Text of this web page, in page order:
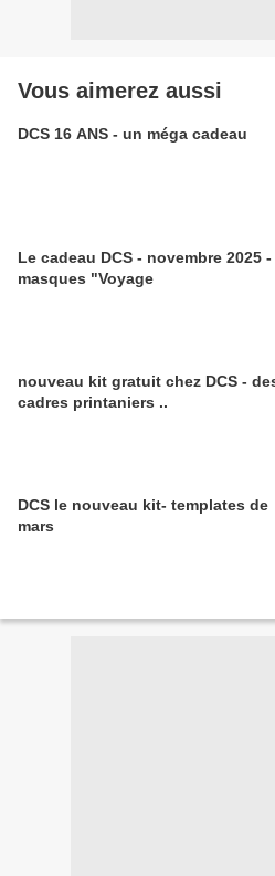
Vous aimerez aussi
DCS 16 ANS - un méga cadeau
Le cadeau DCS - novembre 2025 -
masques "Voyage
nouveau kit gratuit chez DCS -
cadres printaniers ..
DCS le nouveau kit- templates de
mars